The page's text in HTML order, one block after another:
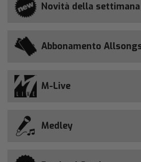
Novità della settimana
Abbonamento
M-Live
Medley